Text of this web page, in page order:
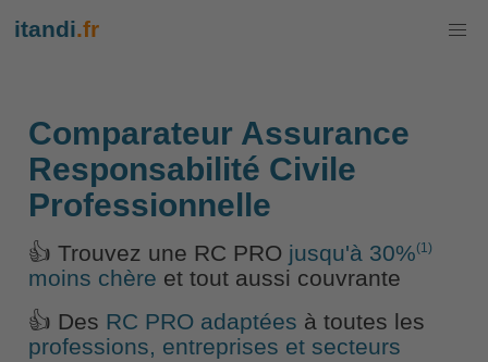
itandi.fr
Comparateur Assurance
Responsabilité Civile
Professionnelle
👍 Trouvez une RC PRO jusqu'à 30%(1)
moins chère et tout aussi couvrante
👍 Des RC PRO adaptées à toutes les
professions, entreprises et secteurs